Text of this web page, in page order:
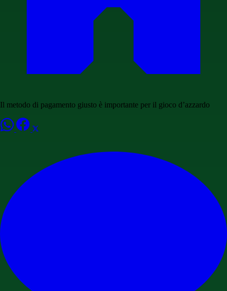
Il metodo di pagamento giusto è importante per il gioco d’azzardo